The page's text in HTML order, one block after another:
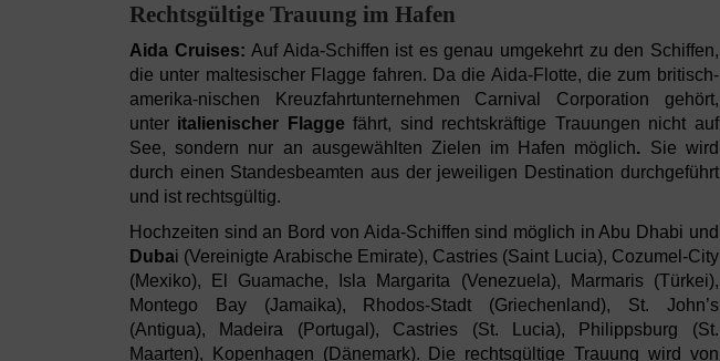
Rechtsgültige Trauung im Hafen
Aida Cruises: Auf Aida-Schiffen ist es genau umgekehrt zu den Schiffen,
die unter maltesischer Flagge fahren. Da die Aida-Flotte, die zum britisch-
amerika-nischen Kreuzfahrtunternehmen Carnival Corporation gehört,
unter italienischer Flagge fährt, sind rechtskräftige Trauungen nicht auf
See, sondern nur an ausgewählten Zielen im Hafen möglich. Sie wird
durch einen Standesbeamten aus der jeweiligen Destination durchgeführt
und ist rechtsgültig.
Hochzeiten sind an Bord von Aida-Schiffen sind möglich in Abu Dhabi und
Dubai (Vereinigte Arabische Emirate), Castries (Saint Lucia), Cozumel-City
(Mexiko), El Guamache, Isla Margarita (Venezuela), Marmaris (Türkei),
Montego Bay (Jamaika), Rhodos-Stadt (Griechenland), St. John’s
(Antigua), Madeira (Portugal), Castries (St. Lucia), Philippsburg (St.
Maarten), Kopenhagen (Dänemark). Die rechtsgültige Trauung wird von